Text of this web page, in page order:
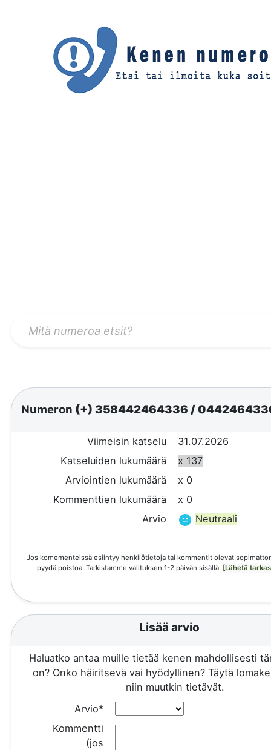
Numeron (+) 358442464336/
Viimeisin katselu
31.07.2026
Katseluiden lukumäärä
x 137
Arviointien lukumäärä
x 0
Kommenttien lukumäärä
x 0
Arvio
Neutraali
Jos komementeissä esiintyy henkilötietoja tai kommentit olevat
pyydä poistoa. Tarkistamme valituksen 1-2 päivän sisällä. [Lähetä
Lisää arvio
Haluatko antaa muille tietää kenen mahdollisesti
on? Onko häiritsevä vai hyödyllinen? Täytä
niin muutkin tietävät.
Arvio*
Kommentti
(jos